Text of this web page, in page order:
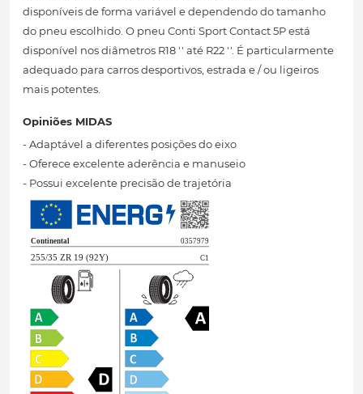
disponíveis de forma variável e dependendo do tamanho
do pneu escolhido. O pneu Conti Sport Contact 5P está
disponível nos diâmetros R18 '' até R22 ''. É particularmente
adequado para carros desportivos, estrada e / ou ligeiros
mais potentes.
Opiniões MIDAS
- Adaptável a diferentes posições do eixo
- Oferece excelente aderência e manuseio
- Possui excelente precisão de trajetória